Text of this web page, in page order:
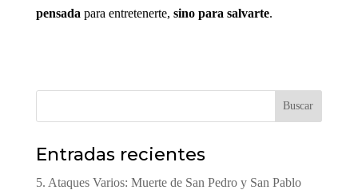
pensada para entretenerte, sino para salvarte.
Buscar
Entradas recientes
5. Ataques Varios: Muerte de San Pedro y San Pablo